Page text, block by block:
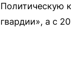
Политическую
гвардии», а с